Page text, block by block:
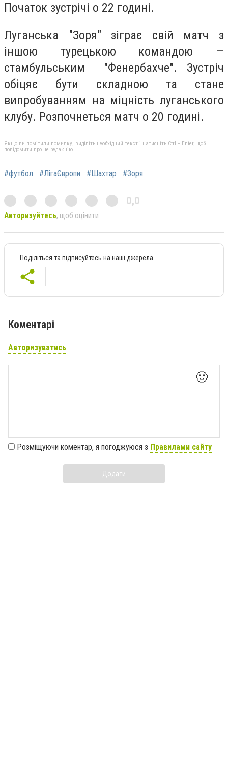
Початок зустрічі о 22 годині.
Луганська "Зоря" зіграє свій матч з
іншою турецькою командою —
стамбульським "Фенербахче". Зустріч
обіцяє бути складною та стане
випробуванням на міцність луганського
клубу. Розпочнеться матч о 20 годині.
Якщо ви помітили помилку, виділіть необхідний текст і натисніть Ctrl + Enter, щоб
повідомити про це редакцію
#футбол #ЛігаЄвропи #Шахтар #Зоря
0,0
Авторизуйтесь, щоб оцінити
Поділіться та підписуйтесь на наші джерела
Коментарі
Авторизуватись
🙂
Розміщуючи коментар, я погоджуюся з Правилами сайту
Додати